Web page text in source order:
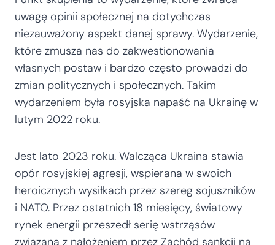
uwagę opinii społecznej na dotychczas
niezauważony aspekt danej sprawy. Wydarzenie,
które zmusza nas do zakwestionowania
własnych postaw i bardzo często prowadzi do
zmian politycznych i społecznych. Takim
wydarzeniem była rosyjska napaść na Ukrainę w
lutym 2022 roku.
Jest lato 2023 roku. Walcząca Ukraina stawia
opór rosyjskiej agresji, wspierana w swoich
heroicznych wysiłkach przez szereg sojuszników
i NATO. Przez ostatnich 18 miesięcy, światowy
rynek energii przeszedł serię wstrząsów